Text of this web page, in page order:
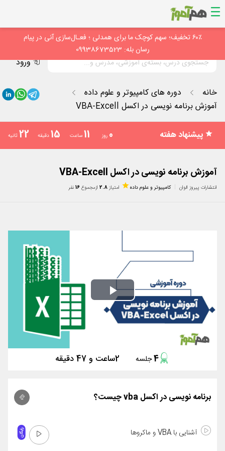
ورود
۶۰٪ تخفیف؛ سهم کوچک ما برای همدلی ؛ فعـال‌سازی آنی در پیام
رسان بله: 09938673523
خانه
دوره های کامپیوتر و علوم داده
آموزش برنامه نویسی در اکسل VBA-Excell
پیشنهاد هفته 0 روز 11ساعت 15دقیقه 22ثانیه
آموزش برنامه نویسی در اکسل VBA-Excell
انتشارات پیروز الوان کامپیوتر و علوم داده امتیاز 2.8 ازمجموع16نفر
Play
Video
4جلسه 2ساعت و 47 دقیقه
برنامه نویسی در اکسل vba چیست؟
آشنایی با VBA و ماکروها رایگان